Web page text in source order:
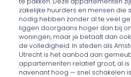
zakelijke huurders en mensen die
nodig hebben zonder al te veel
liggen doorgaans hoger dan bij
woningen, maar je betaalt dan
de volledigheid. In steden als
Utrecht is het aanbod aan
appartementen relatief groot, al
navenant hoog — snel schakelen